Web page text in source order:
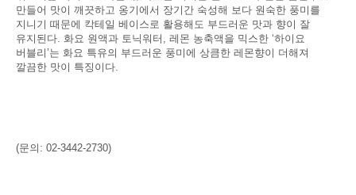
만들어 맛이 깨끗하고 옹기에서 장기간 숙성해 보다 원숙한 풍미를
지니기 때문에 칵테일 베이스로 활용해도 부드러운 맛과 향이 잘
유지된다. 화요 원액과 토닉워터, 레몬 농축액을 믹스한 ‘하이요
버블리’는 화요 특유의 부드러운 풍미에 상큼한 레몬향이 더해져
깔끔한 맛이 특징이다.
(문의: 02-3442-2730)